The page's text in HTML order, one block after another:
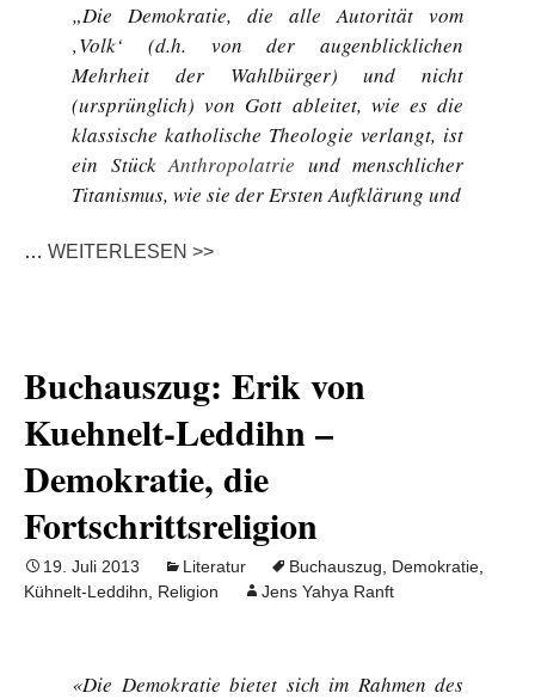
„Die Demokratie, die alle Autorität vom
‚Volk‘ (d.h. von der augenblicklichen
Mehrheit der Wahlbürger) und nicht
(ursprünglich) von Gott ableitet, wie es die
klassische katholische Theologie verlangt, ist
ein StückAnthropolatrie und menschlicher
Titanismus, wie sie der Ersten Aufklärung und
… WEITERLESEN >>
Buchauszug: Erik von
Kuehnelt-Leddihn –
Demokratie, die
Fortschrittsreligion
19. Juli 2013 Literatur Buchauszug Demokratie
Kühnelt-Leddihn
Religion Jens Yahya Ranft
«Die Demokratie bietet sich im Rahmen des